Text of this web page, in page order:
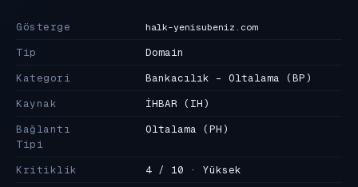
Gösterge halk-yenisubeniz.com
Tip
Domain
Kategori
Bankacılık - Oltalama (BP)
Kaynak
İHBAR (IH)
Bağlantı
Tipi
Oltalama (PH)
Kritiklik
4 / 10 · Yüksek